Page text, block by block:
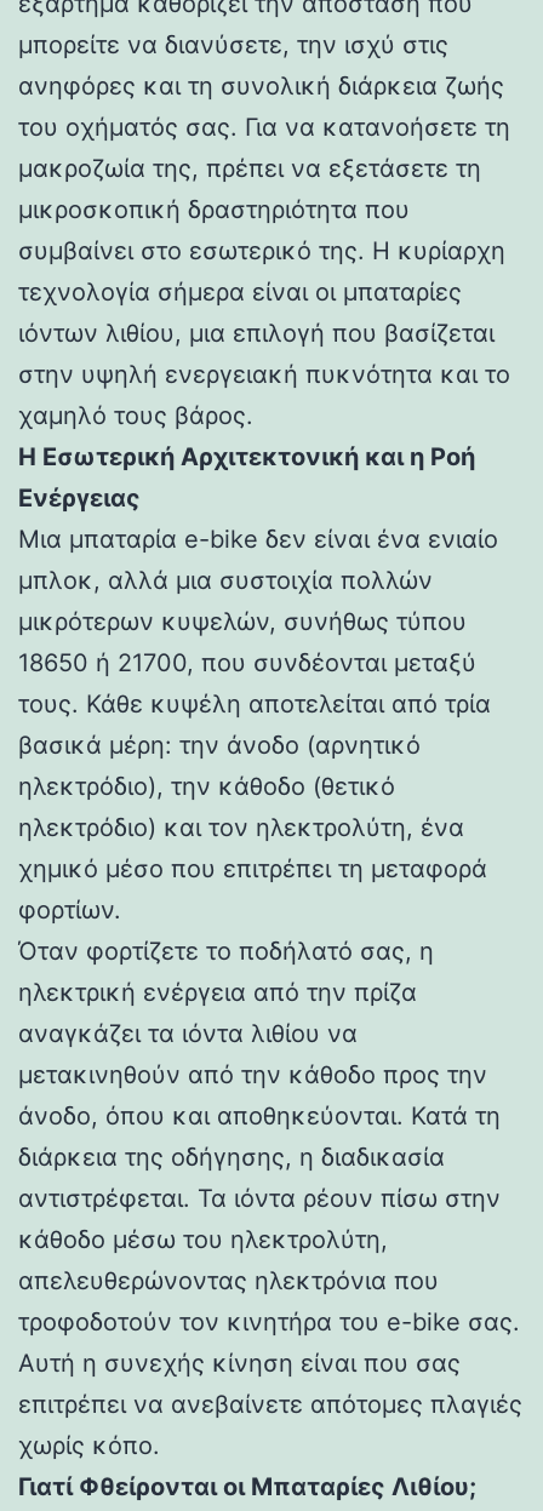
μπορείτε να διανύσετε, την ισχύ στις
ανηφόρες και τη συνολική διάρκεια ζωής
του οχήματός σας. Για να κατανοήσετε τη
μακροζωία της, πρέπει να εξετάσετε τη
μικροσκοπική δραστηριότητα που
συμβαίνει στο εσωτερικό της. Η κυρίαρχη
τεχνολογία σήμερα είναι οι μπαταρίες
ιόντων λιθίου, μια επιλογή που βασίζεται
στην υψηλή ενεργειακή πυκνότητα και το
χαμηλό τους βάρος.
Η Εσωτερική Αρχιτεκτονική και η Ροή
Ενέργειας
Μια μπαταρία e-bike δεν είναι ένα ενιαίο
μπλοκ, αλλά μια συστοιχία πολλών
μικρότερων κυψελών, συνήθως τύπου
18650 ή 21700, που συνδέονται μεταξύ
τους. Κάθε κυψέλη αποτελείται από τρία
βασικά μέρη: την άνοδο (αρνητικό
ηλεκτρόδιο), την κάθοδο (θετικό
ηλεκτρόδιο) και τον ηλεκτρολύτη, ένα
χημικό μέσο που επιτρέπει τη μεταφορά
φορτίων.
Όταν φορτίζετε το ποδήλατό σας, η
ηλεκτρική ενέργεια από την πρίζα
αναγκάζει τα ιόντα λιθίου να
μετακινηθούν από την κάθοδο προς την
άνοδο, όπου και αποθηκεύονται. Κατά τη
διάρκεια της οδήγησης, η διαδικασία
αντιστρέφεται. Τα ιόντα ρέουν πίσω στην
κάθοδο μέσω του ηλεκτρολύτη,
απελευθερώνοντας ηλεκτρόνια που
τροφοδοτούν τον κινητήρα του e-bike σας.
Αυτή η συνεχής κίνηση είναι που σας
επιτρέπει να ανεβαίνετε απότομες πλαγιές
χωρίς κόπο.
Γιατί Φθείρονται οι Μπαταρίες Λιθίου;